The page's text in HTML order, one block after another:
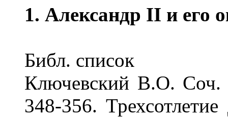
1. Александр II и его
Библ. список
Ключевский В.О. Соч.
348-356.